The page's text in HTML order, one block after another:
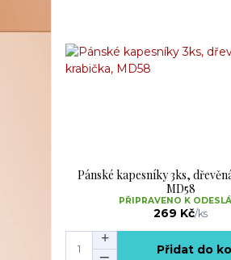
Pánské kapesníky 3ks,
MD58
269 Kč/ks
PŘIPRAVENO K
Přidat do